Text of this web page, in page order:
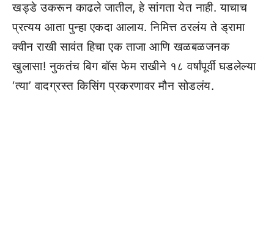
खड्डे उकरून काढले जातील, हे सांगता येत नाही. याचाच
प्रत्यय आता पुन्हा एकदा आलाय. निमित्त ठरलंय ते ड्रामा
क्वीन राखी सावंत हिचा एक ताजा आणि खळबळजनक
खुलासा! नुकतंच बिग बॉस फेम राखीने १८ वर्षांपूर्वी घडलेल्या
‘त्या’ वादग्रस्त किसिंग प्रकरणावर मौन सोडलंय.